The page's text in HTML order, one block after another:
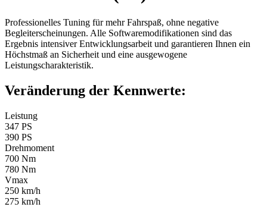
Professionelles Tuning für mehr Fahrspaß, ohne negative
Begleiterscheinungen. Alle Softwaremodifikationen sind das
Ergebnis intensiver Entwicklungsarbeit und garantieren Ihnen ein
Höchstmaß an Sicherheit und eine ausgewogene
Leistungscharakteristik.
Veränderung der Kennwerte:
Leistung
347 PS
390 PS
Drehmoment
700 Nm
780 Nm
Vmax
250 km/h
275 km/h